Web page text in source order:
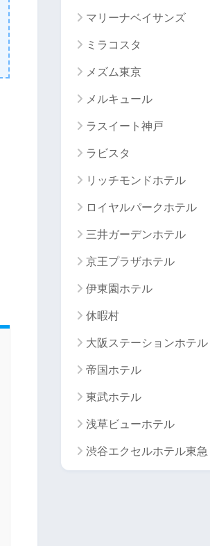
マリーナベイサンズ
ミラコスタ
メズム東京
メルキュール
ラスイート神戸
ラビスタ
リッチモンドホテル
ロイヤルパークホテル
三井ガーデンホテル
京王プラザホテル
伊東園ホテル
休暇村
大阪ステーションホテル
帝国ホテル
東武ホテル
浅草ビューホテル
渋谷エクセルホテル東急